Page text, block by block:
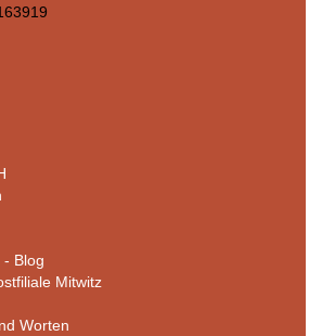
- Blog
Mitwitz
Worten